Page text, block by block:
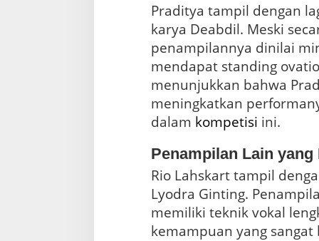
Praditya tampil dengan
karya Deabdil. Meski
penampilannya dinilai
mendapat standing
menunjukkan bahwa
meningkatkan
dalam kompetisi ini.
Penampilan Lain
Rio Lahskart tampil
Lyodra Ginting.
memiliki teknik vokal
kemampuan yang sangat